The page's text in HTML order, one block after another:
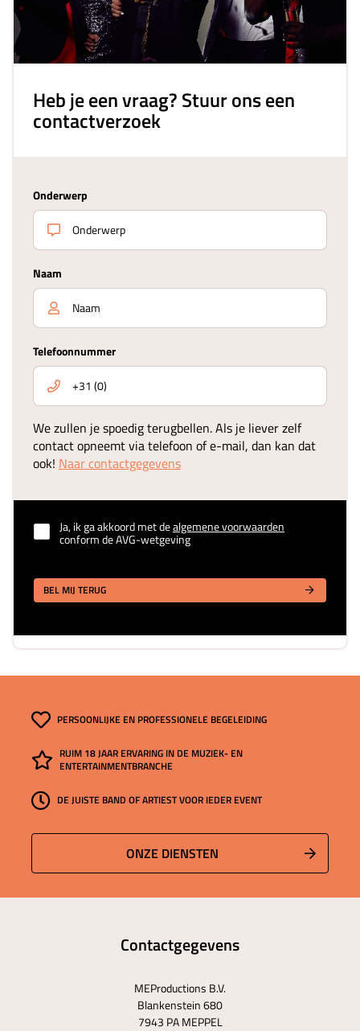
Heb je een vraag? Stuur ons een
contactverzoek
Onderwerp
Naam
Telefoonnummer
We zullen je spoedig terugbellen. Als je liever zelf
contact opneemt via telefoon of e-mail, dan kan dat
ook! Naar contactgegevens
Ja, ik ga akkoord met dealgemene voorwaarden
conform de AVG-wetgeving
BEL MIJ TERUG
PERSOONLIJKE EN PROFESSIONELE BEGELEIDING
RUIM 18 JAAR ERVARING IN DE MUZIEK- EN
ENTERTAINMENTBRANCHE
DE JUISTE BAND OF ARTIEST VOOR IEDER EVENT
ONZE DIENSTEN
Contactgegevens
MEProductions B.V.
Blankenstein 680
7943 PA MEPPEL